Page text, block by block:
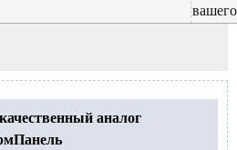
аналог